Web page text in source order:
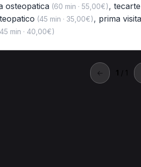
osteopatica(60 min · 55,00€),
(45 min · 35,00€), prima visita
min · 40,00€)
← 1 / 1